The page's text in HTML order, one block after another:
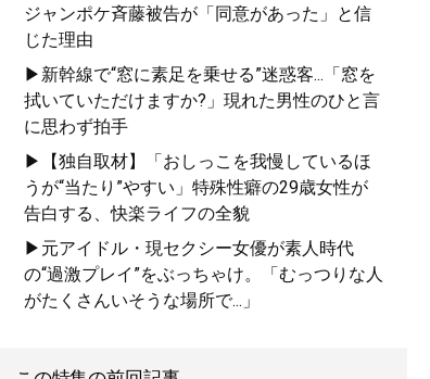
ジャンポケ斉藤被告が「同意があった」と信
じた理由
▶新幹線で“窓に素足を乗せる”迷惑客...「窓を
拭いていただけますか?」現れた男性のひと言
に思わず拍手
▶【独自取材】「おしっこを我慢しているほ
うが“当たり”やすい」特殊性癖の29歳女性が
告白する、快楽ライフの全貌
▶元アイドル・現セクシー女優が素人時代
の“過激プレイ”をぶっちゃけ。「むっつりな人
がたくさんいそうな場所で...」